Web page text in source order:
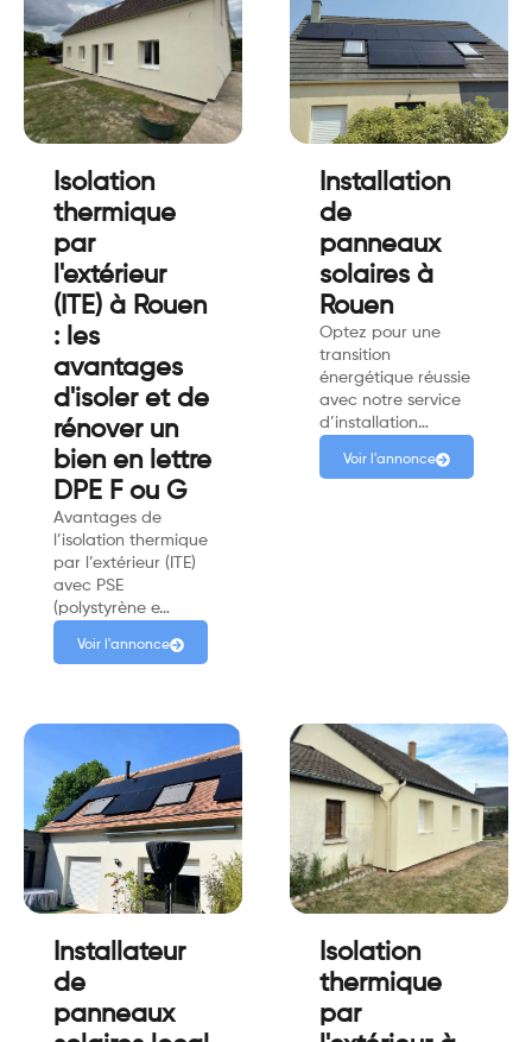
Isolation
thermique
par
l'extérieur
(ITE) à Rouen
: les
avantages
d'isoler et de
rénover un
bien en lettre
DPE F ou G
Avantages de
l’isolation thermique
par l’extérieur (ITE)
avec PSE
(polystyrène e…
Voir l'annonce
Installation
de
panneaux
solaires à
Rouen
Optez pour une
transition
énergétique réussie
avec notre service
d’installation…
Voir l'annonce
Installateur
de
panneaux
Isolation
thermique
par